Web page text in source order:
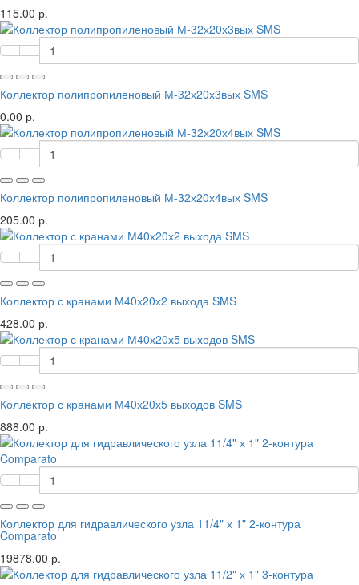
115.00 р.
Коллектор полипропиленовый М-32х20х3вых SMS
0.00 р.
Коллектор полипропиленовый М-32х20х4вых SMS
205.00 р.
Коллектор с кранами М40х20х2 выхода SMS
428.00 р.
Коллектор с кранами М40х20х5 выходов SMS
888.00 р.
Коллектор для гидравлического узла 11/4" х 1" 2-контура
Comparato
19878.00 р.